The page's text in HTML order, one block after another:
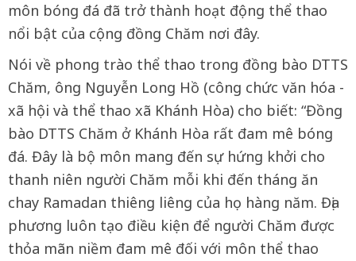
môn bóng đá đã trở thành hoạt động thể thao
nổi bật của cộng đồng Chăm nơi đây.
Nói về phong trào thể thao trong đồng bào DTTS
Chăm, ông Nguyễn Long Hồ (công chức văn hóa -
xã hội và thể thao xã Khánh Hòa) cho biết: “Đồng
bào DTTS Chăm ở Khánh Hòa rất đam mê bóng
đá. Đây là bộ môn mang đến sự hứng khởi cho
thanh niên người Chăm mỗi khi đến tháng ăn
chay Ramadan thiêng liêng của họ hàng năm. Địa
phương luôn tạo điều kiện để người Chăm được
thỏa mãn niềm đam mê đối với môn thể thao